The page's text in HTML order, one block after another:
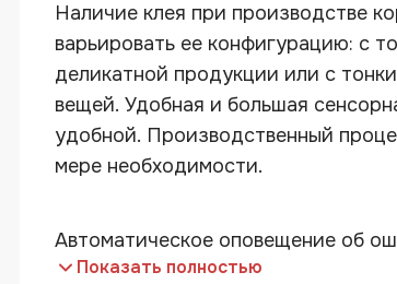
Наличие клея при производстве
варьировать ее конфигурацию: с
деликатной продукции или с
вещей. Удобная и большая
удобной. Производственный
мере необходимости.
Автоматическое оповещение об